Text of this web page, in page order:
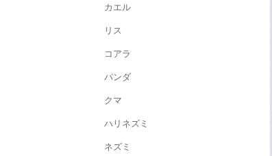
カエル
リス
コアラ
パンダ
クマ
ハリネズミ
ネズミ